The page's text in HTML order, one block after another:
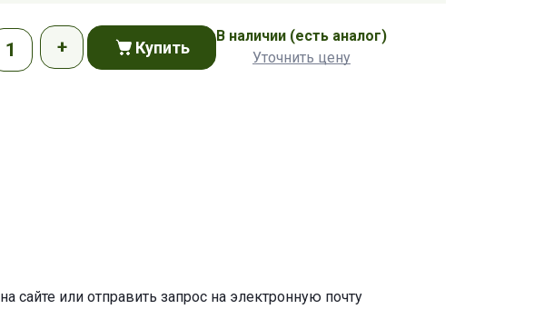
Купить
В наличии (есть аналог)
Уточнить цену
на сайте или отправить запрос на электронную почту